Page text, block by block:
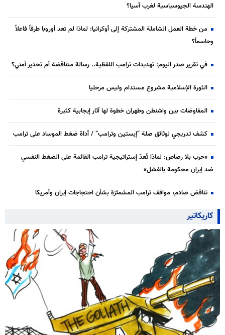
الهندسة الجيوسياسية لغرب آسيا؟
من خطة العمل الشاملة المشتركة إلى أوكرانيا: لماذا لم تعد أوروبا طرفاً فاعلاً
وحاسماً؟
في تقرير صدر اليوم: تهديدات ترامب اللفظية.. رسالة متناقضة أم تحذير أمني؟
الثورة الإسلامية مشروع مستدام وليس مرحليا
المفاوضات بين واشنطن وطهران خطوة لها آثار إيجابية كثيرة
كشف تدريجي لوثائق صلة “إبستين وترامب” / أداة ضغط الموساد على ترامب
«حرب بلا رصاص: لماذا تُعدّ إستراتيجية ترامب القائمة على الضغط النفسي
ضد إيران محكومة بالفشل»
تناقض صادم، مواقف ترامب المشمئزة بشأن احتجاجات إيران وأمريكا
كاريكاتير